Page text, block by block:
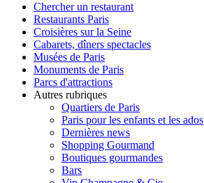
Chercher un restaurant
Restaurants Paris
Croisières sur la Seine
Cabarets, dîners spectacles
Musées de Paris
Monuments de Paris
Parcs d'attractions
Autres rubriques
Quartiers de Paris
Paris pour les enfants et les ados
Dernières news
Shopping Gourmand
Boutiques gourmandes
Bars